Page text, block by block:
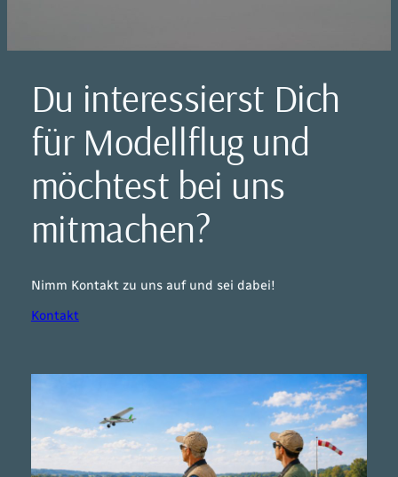
Du interessierst Dich
für Modellflug und
möchtest bei uns
mitmachen?
Nimm Kontakt zu uns auf und sei dabei!
Kontakt